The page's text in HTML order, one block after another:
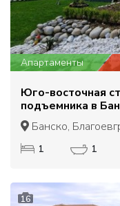
Апартаменты
Юго-восточная
подъемника в
Банско,
1 1
16